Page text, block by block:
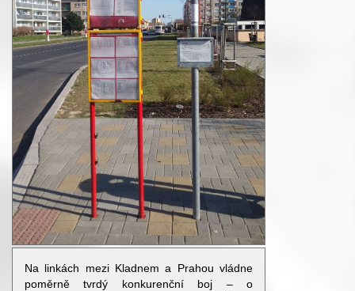
Na linkách mezi Kladnem a Prahou vládne
poměrně tvrdý konkurenční boj – o